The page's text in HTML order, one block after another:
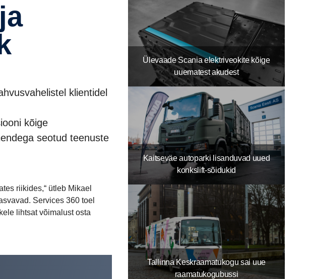
klientidel
kõige
seotud teenuste
riikides,“ ütleb Mikael
Services 360 toel
lihtsat võimalust osta
Ülevaade Scania elektriveokite kõige
uuematest akudest
Kaitseväe autoparki lisanduvad uued
konkslift-sõidukid
Tallinna Keskraamatukogu sai uue
raamatukogubussi